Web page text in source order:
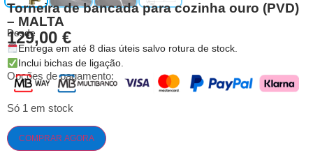
Torneira de bancada para cozinha ouro (PVD)
– MALTA
Desde
129,00 €
Entrega em até 8 dias úteis salvo rotura de stock.
Inclui bichas de ligação.
Opções de pagamento:
Só 1 em stock
COMPRAR AGORA